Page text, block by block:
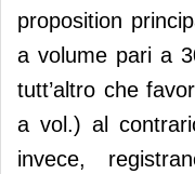
proposition
a volume pari a
tutt’altro che
a vol.) al
invece,